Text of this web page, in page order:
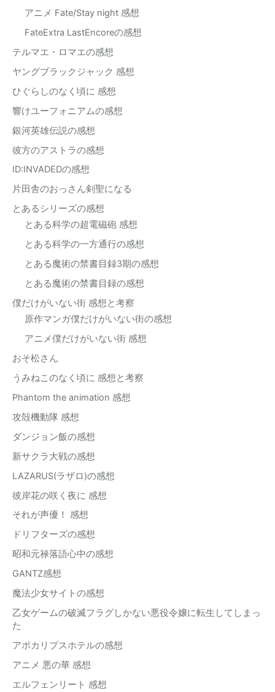
アニメ Fate/Stay night 感想
FateExtra LastEncoreの感想
テルマエ・ロマエの感想
ヤングブラックジャック 感想
ひぐらしのなく頃に 感想
響けユーフォニアムの感想
銀河英雄伝説の感想
彼方のアストラの感想
ID:INVADEDの感想
片田舎のおっさん剣聖になる
とあるシリーズの感想
とある科学の超電磁砲 感想
とある科学の一方通行の感想
とある魔術の禁書目録3期の感想
とある魔術の禁書目録の感想
僕だけがいない街 感想と考察
原作マンガ僕だけがいない街の感想
アニメ僕だけがいない街 感想
おそ松さん
うみねこのなく頃に 感想と考察
Phantom the animation 感想
攻殻機動隊 感想
ダンジョン飯の感想
新サクラ大戦の感想
LAZARUS(ラザロ)の感想
彼岸花の咲く夜に 感想
それが声優！ 感想
ドリフターズの感想
昭和元禄落語心中の感想
GANTZ感想
魔法少女サイトの感想
乙女ゲームの破滅フラグしかない悪役令嬢に転生してしまっ
た
アポカリプスホテルの感想
アニメ 悪の華 感想
エルフェンリート 感想